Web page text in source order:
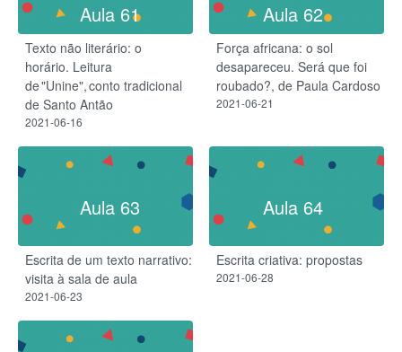
Aula 61
Texto não literário: o
horário. Leitura
de "Unine", conto tradicional
de Santo Antão
2021-06-16
Aula 62
Força africana: o sol
desapareceu. Será que foi
roubado?, de Paula Cardoso
2021-06-21
Aula 63
Escrita de um texto narrativo:
visita à sala de aula
2021-06-23
Aula 64
Escrita criativa: propostas
2021-06-28